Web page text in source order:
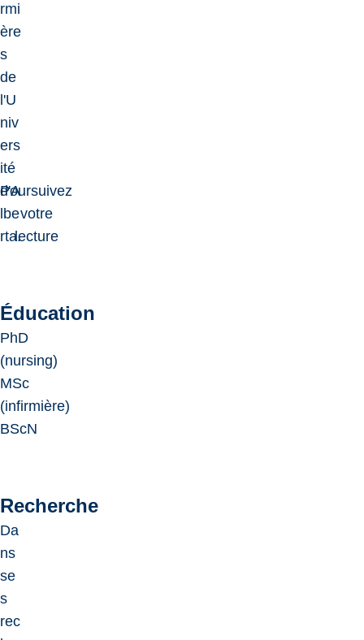
rmi
ère
s
de
l'U
niv
ers
ité
d'A
lbe
rta.
Poursuivez
votre
lecture
Éducation
PhD
(nursing)
MSc
(infirmière)
BScN
Recherche
Da
ns
se
s
rec